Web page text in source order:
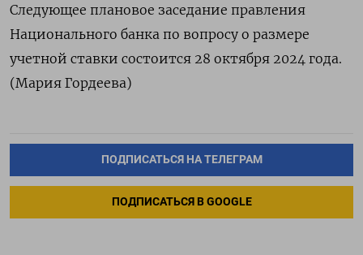
Следующее плановое заседание правления
Национального банка по вопросу о размере
учетной ставки состоится 28 октября 2024 года.
(Мария Гордеева)
ПОДПИСАТЬСЯ НА ТЕЛЕГРАМ
ПОДПИСАТЬСЯ В GOOGLE